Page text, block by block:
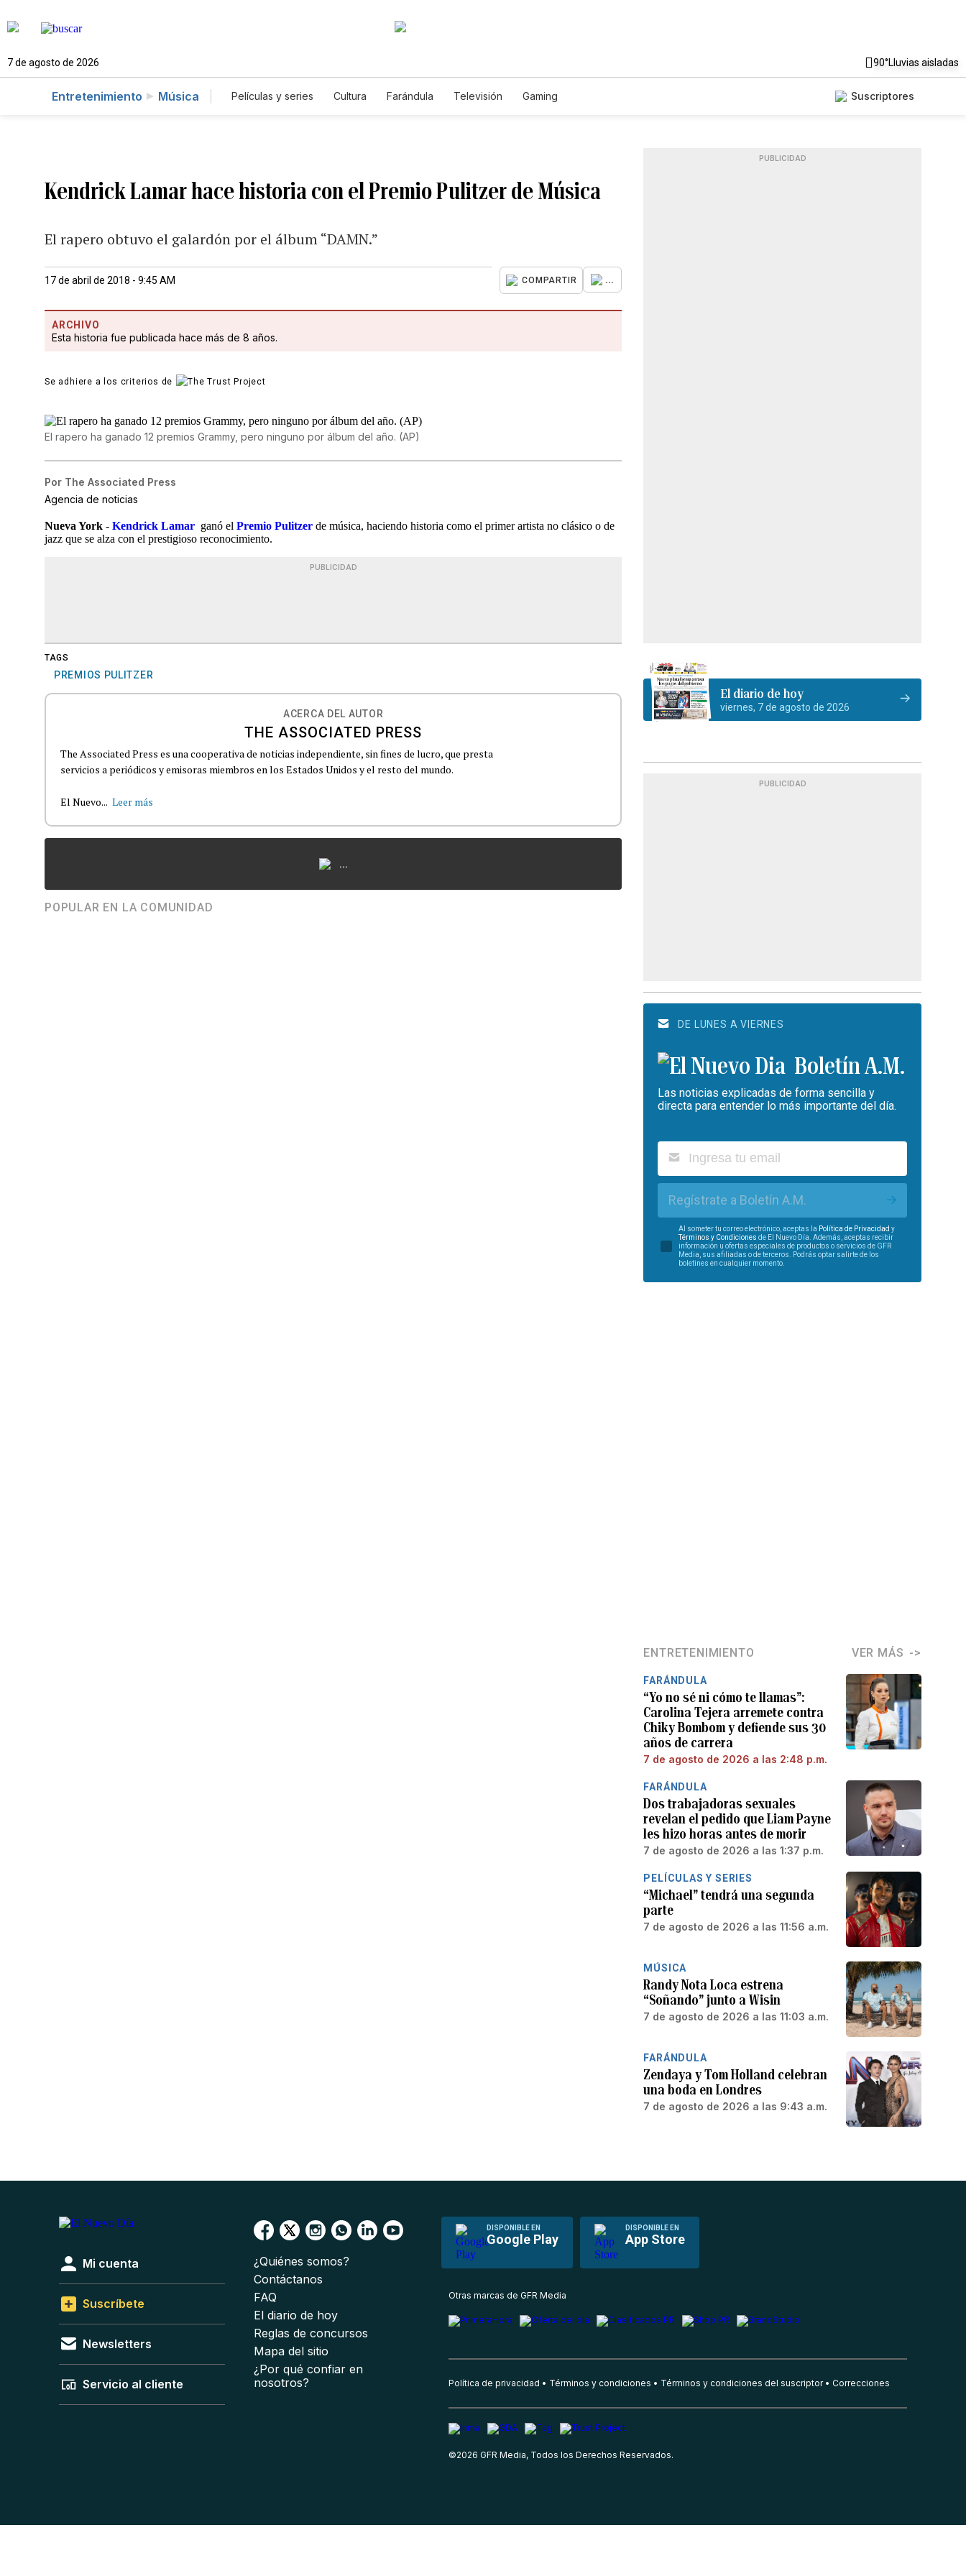
7 de agosto de 2026 90°Lluvias aisladas
Entretenimiento Música Películas y series Cultura Farándula Televisión Gaming Suscriptores
Kendrick Lamar hace historia con el Premio Pulitzer de Música
El rapero obtuvo el galardón por el álbum “DAMN.”
17 de abril de 2018 - 9:45 AM COMPARTIR ...
ARCHIVO
Esta historia fue publicada hace más de 8 años.
Se adhiere a los criterios de
El rapero ha ganado 12 premios Grammy, pero ninguno por álbum del año. (AP)
Por The Associated Press
Agencia de noticias
Nueva York -Kendrick Lamar ganó elPremio Pulitzer de música, haciendo historia como el primer artista no clásico o de
jazz que se alza con el prestigioso reconocimiento.
PUBLICIDAD
TAGS
PREMIOS PULITZER
ACERCA DEL AUTOR
THE ASSOCIATED PRESS
The Associated Press es una cooperativa de noticias independiente, sin fines de lucro, que presta
servicios a periódicos y emisoras miembros en los Estados Unidos y el resto del mundo.
El Nuevo... Leer más
...
POPULAR EN LA COMUNIDAD
PUBLICIDAD
El diario de hoy
viernes, 7 de agosto de 2026
PUBLICIDAD
DE LUNES A VIERNES
Boletín A.M.
Las noticias explicadas de forma sencilla y
directa para entender lo más importante del día.
Regístrate a Boletín A.M.
Al someter tu correo electrónico, aceptas la Política de Privacidad y
Términos y Condiciones de El Nuevo Día. Además, aceptas recibir
información u ofertas especiales de productos o servicios de GFR
Media, sus afiliadas o de terceros. Podrás optar salirte de los
boletines en cualquier momento.
ENTRETENIMIENTO VER MÁS
FARÁNDULA
“Yo no sé ni cómo te llamas”:
Carolina Tejera arremete contra
Chiky Bombom y defiende sus 30
años de carrera
7 de agosto de 2026 a las 2:48 p.m.
FARÁNDULA
Dos trabajadoras sexuales
revelan el pedido que Liam Payne
les hizo horas antes de morir
7 de agosto de 2026 a las 1:37 p.m.
PELÍCULAS Y SERIES
“Michael” tendrá una segunda
parte
7 de agosto de 2026 a las 11:56 a.m.
MÚSICA
Randy Nota Loca estrena
“Soñando” junto a Wisin
7 de agosto de 2026 a las 11:03 a.m.
FARÁNDULA
Zendaya y Tom Holland celebran
una boda en Londres
7 de agosto de 2026 a las 9:43 a.m.
DISPONIBLE EN
Google Play
DISPONIBLE EN
App Store
Mi cuenta
Suscríbete
Newsletters
Servicio al cliente
¿Quiénes somos?
Contáctanos
FAQ
El diario de hoy
Reglas de concursos
Mapa del sitio
¿Por qué confiar en
nosotros?
Otras marcas de GFR Media
Política de privacidad Términos y condiciones Términos y condiciones del suscriptor Correcciones
©2026 GFR Media, Todos los Derechos Reservados.